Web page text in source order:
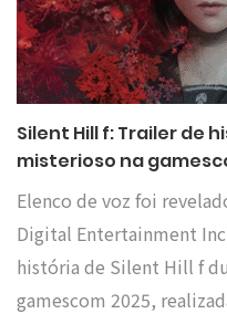
Silent Hill f: Trailer de
misterioso na
Elenco de voz foi
Digital Entertainment
história de Silent Hill f
gamescom 2025,